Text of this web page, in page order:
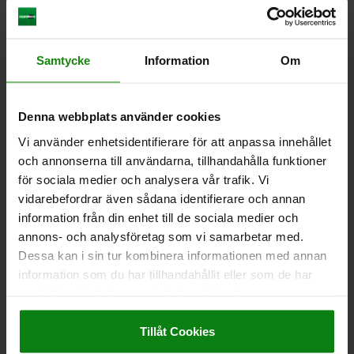
Samtycke Information Om
Denna webbplats använder cookies
Vi använder enhetsidentifierare för att anpassa innehållet
och annonserna till användarna, tillhandahålla funktioner
för sociala medier och analysera vår trafik. Vi
vidarebefordrar även sådana identifierare och annan
information från din enhet till de sociala medier och
annons- och analysföretag som vi samarbetar med.
Dessa kan i sin tur kombinera informationen med annan
information som du har tillhandahållit eller som de har
Impressum|Dataskydd|AGB
Tillåt Cookies
Other customers also bought
NEW 95042 inch